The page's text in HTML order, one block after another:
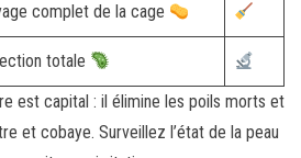
complet de la cage
totale
est capital : il élimine les poils morts et
et cobaye. Surveillez l’état de la peau